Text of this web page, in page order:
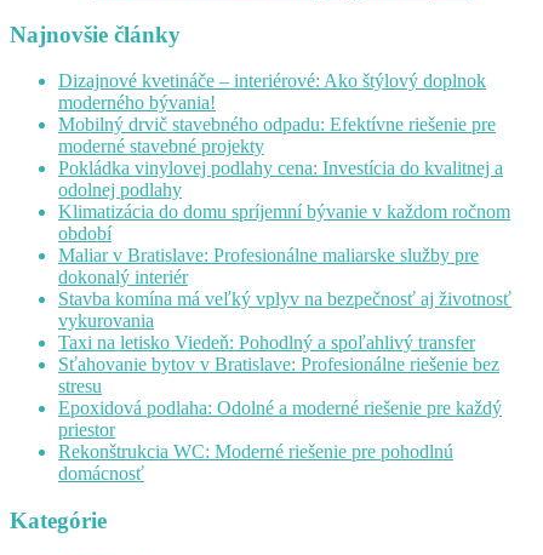
Najnovšie články
Dizajnové kvetináče – interiérové: Ako štýlový doplnok
moderného bývania!
Mobilný drvič stavebného odpadu: Efektívne riešenie pre
moderné stavebné projekty
Pokládka vinylovej podlahy cena: Investícia do kvalitnej a
odolnej podlahy
Klimatizácia do domu spríjemní bývanie v každom ročnom
období
Maliar v Bratislave: Profesionálne maliarske služby pre
dokonalý interiér
Stavba komína má veľký vplyv na bezpečnosť aj životnosť
vykurovania
Taxi na letisko Viedeň: Pohodlný a spoľahlivý transfer
Sťahovanie bytov v Bratislave: Profesionálne riešenie bez
stresu
Epoxidová podlaha: Odolné a moderné riešenie pre každý
priestor
Rekonštrukcia WC: Moderné riešenie pre pohodlnú
domácnosť
Kategórie